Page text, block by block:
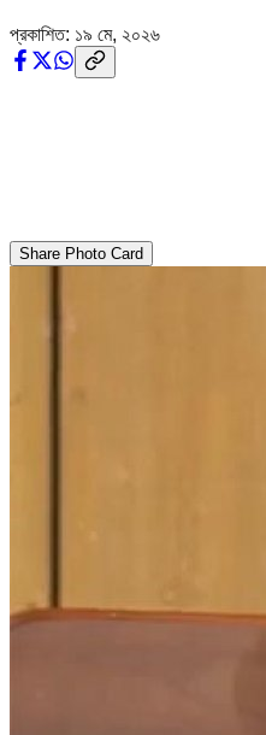
প্রকাশিত: ১৯ মে, ২০২৬
Share Photo Card